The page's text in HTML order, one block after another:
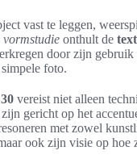
vast te leggen,
vormstudie onthult de
door zijn gebruik
foto.
vereist niet alleen
gericht op het
met zowel
ook zijn visie op hoe